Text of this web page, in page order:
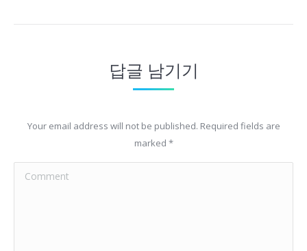
답글 남기기
Your email address will not be published. Required fields are
marked *
Comment